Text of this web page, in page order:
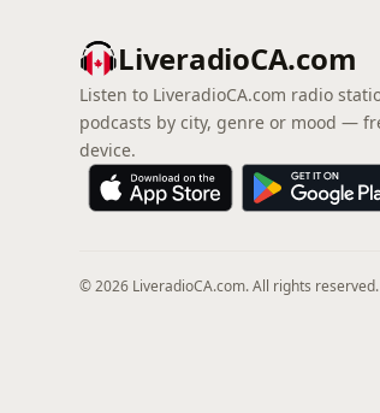
LiveradioCA.com
Listen to LiveradioCA.com radio
podcasts by city, genre or mood —
device.
© 2026 LiveradioCA.com. All rights reserved.